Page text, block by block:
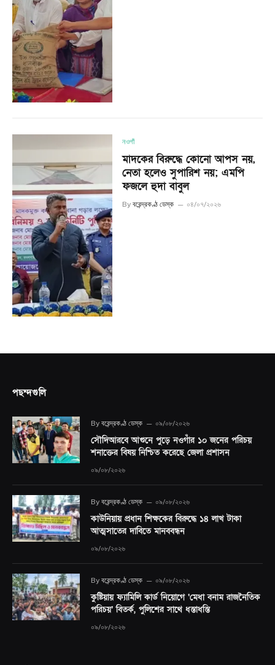
নওগাঁ
মাদকের বিরুদ্ধে কোনো আপস নয়,
নেতা হলেও সুপারিশ নয়; এমপি
ফজলে হুদা বাবুল
By বরেন্দ্রকণ্ঠ ডেস্ক ০৪/০৭/২০২৬
পছন্দগুলি
By বরেন্দ্রকণ্ঠ ডেস্ক ০৯/০৮/২০২৬
সৌদিআরবে আগুনে পুড়ে নওগাঁর ১০ জনের পরিচয়
শনাক্তের বিষয় নিশ্চিত করেছে জেলা প্রশাসন
০৯/০৮/২০২৬
By বরেন্দ্রকণ্ঠ ডেস্ক ০৯/০৮/২০২৬
কাউনিয়ায় প্রধান শিক্ষকের বিরুদ্ধে ১৪ লাখ টাকা
আত্মসাতের দাবিতে মানববন্ধন
০৯/০৮/২০২৬
By বরেন্দ্রকণ্ঠ ডেস্ক ০৯/০৮/২০২৬
কুষ্টিয়ায় ফ্যামিলি কার্ড নিয়োগে ‘মেধা বনাম রাজনৈতিক
পরিচয়’ বিতর্ক, পুলিশের সাথে ধস্তাধস্তি
০৯/০৮/২০২৬